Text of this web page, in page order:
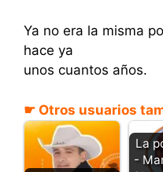
Ya no era la misma
hace ya
unos cuantos años.
☛ Otros usuarios
La
-